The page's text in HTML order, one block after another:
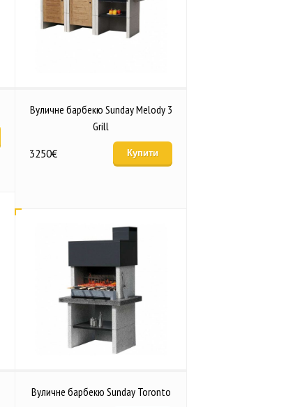
Вуличне барбекю Sunday Melody 3
Grill
3250€ Купити
Вуличне барбекю Sunday Toronto